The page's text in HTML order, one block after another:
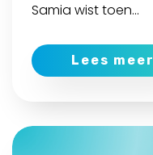
Samia wist toen...
Lees meer